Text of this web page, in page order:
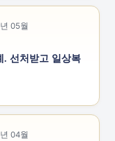
05월
. 선처받고 일상복
04월